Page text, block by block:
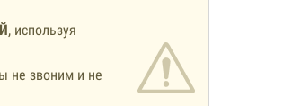
, используя
не звоним и не